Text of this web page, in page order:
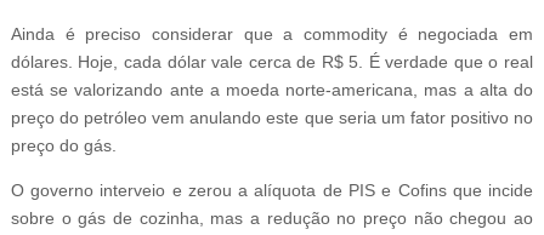
Ainda é preciso considerar que a commodity é negociada em
dólares. Hoje, cada dólar vale cerca de R$ 5. É verdade que o real
está se valorizando ante a moeda norte-americana, mas a alta do
preço do petróleo vem anulando este que seria um fator positivo no
preço do gás.
O governo interveio e zerou a alíquota de PIS e Cofins que incide
sobre o gás de cozinha, mas a redução no preço não chegou ao